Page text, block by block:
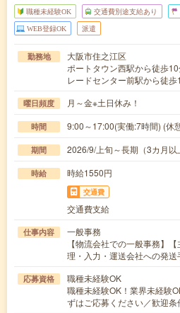
職種未経験OK 交通費別途支給あり
WEB登録OK 派遣
勤務地
大阪市住之江区
ポートタウン西駅から徒歩
レードセンター前駅から徒歩
曜日頻度 月～金※土日休み！
時間 9:00～17:00(実働:7時間) (
期間 2026/9/上旬～長期（3カ月
時給 時給1550円
交通費
交通費支給
仕事内容
一般事務
【物流会社での一般事務】
理・入力・運送会社への発
応募資格
職種未経験OK
職種未経験OK！業界未経験
ずはご応募ください／歓迎